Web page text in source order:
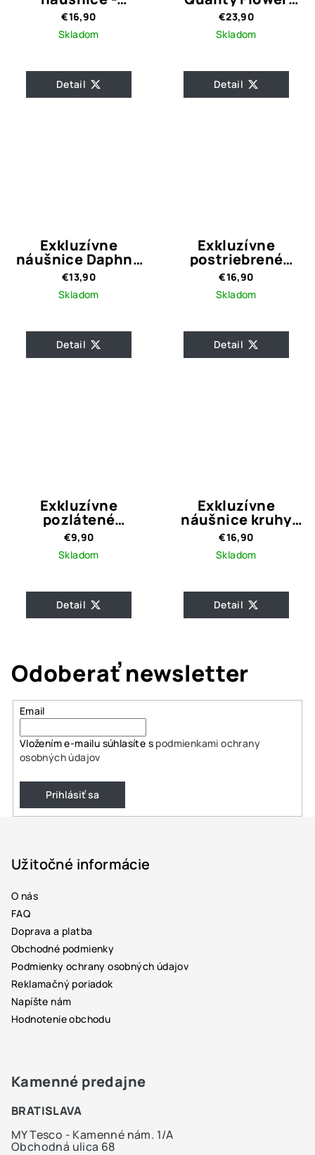
červený okrúhly
kameň
€16,90
Skladom
Detail
with Pearl Red
€23,90
Skladom
Detail
Exkluzívne
náušnice Daphne
Silver
€13,90
Skladom
Detail
Exkluzívne
postriebrené
náušnice kruhy
Lara Silver
€16,90
Skladom
Detail
Exkluzívne
pozlátené
náušnice Carly
€9,90
Skladom
Detail
Exkluzívne
náušnice kruhy
Emily gold
€16,90
Skladom
Detail
Odoberať newsletter
Email
Vložením e-mailu súhlasíte s podmienkami ochrany
osobných údajov
Prihlásiť sa
Užitočné informácie
O nás
FAQ
Doprava a platba
Obchodné podmienky
Podmienky ochrany osobných údajov
Reklamačný poriadok
Napíšte nám
Hodnotenie obchodu
Kamenné predajne
BRATISLAVA
MY Tesco - Kamenné nám. 1/A
Obchodná ulica 68